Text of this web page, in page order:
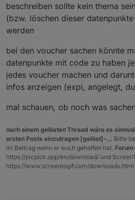
beschreiben sollte kein thema
(bzw. löschen dieser
werden
bei den voucher sachen könnte
datenpunkte mit code zu haben
jedes voucher machen und
infos anzeigen (expi, angelegt,
mal schauen, ob noch was
nach einem gelösten Thread wäre es
ersten Posts einzutragen [gelöst]-... Bitte
im Beitrag wenn er euch geholfen hat.
https://picpick.app/en/download/ und
https://www.screentogif.com/downloads.html